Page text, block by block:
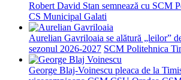
Robert David Stan semnează cu SCM
CS Municipal Galati
Aurelian Gavriloaia se alătură „leilor”
sezonul 2026-2027 SCM Politehnica
George Blaj-Voinescu pleaca de la